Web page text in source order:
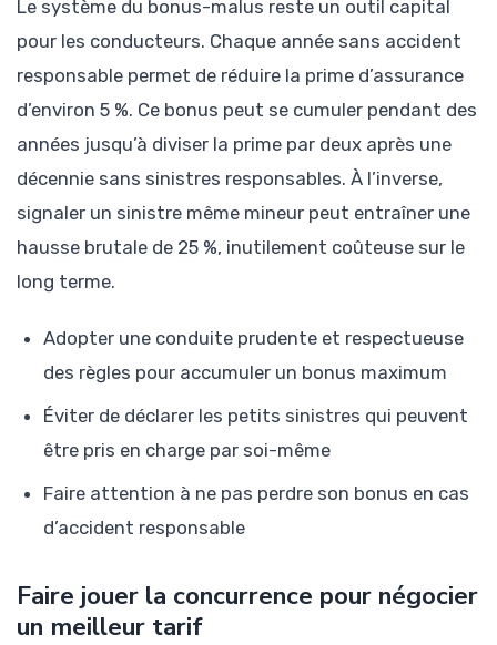
Le système du bonus-malus reste un outil capital
pour les conducteurs. Chaque année sans accident
responsable permet de réduire la prime d’assurance
d’environ 5 %. Ce bonus peut se cumuler pendant des
années jusqu’à diviser la prime par deux après une
décennie sans sinistres responsables. À l’inverse,
signaler un sinistre même mineur peut entraîner une
hausse brutale de 25 %, inutilement coûteuse sur le
long terme.
Adopter une conduite prudente et respectueuse
des règles pour accumuler un bonus maximum
Éviter de déclarer les petits sinistres qui peuvent
être pris en charge par soi-même
Faire attention à ne pas perdre son bonus en cas
d’accident responsable
Faire jouer la concurrence pour négocier
un meilleur tarif